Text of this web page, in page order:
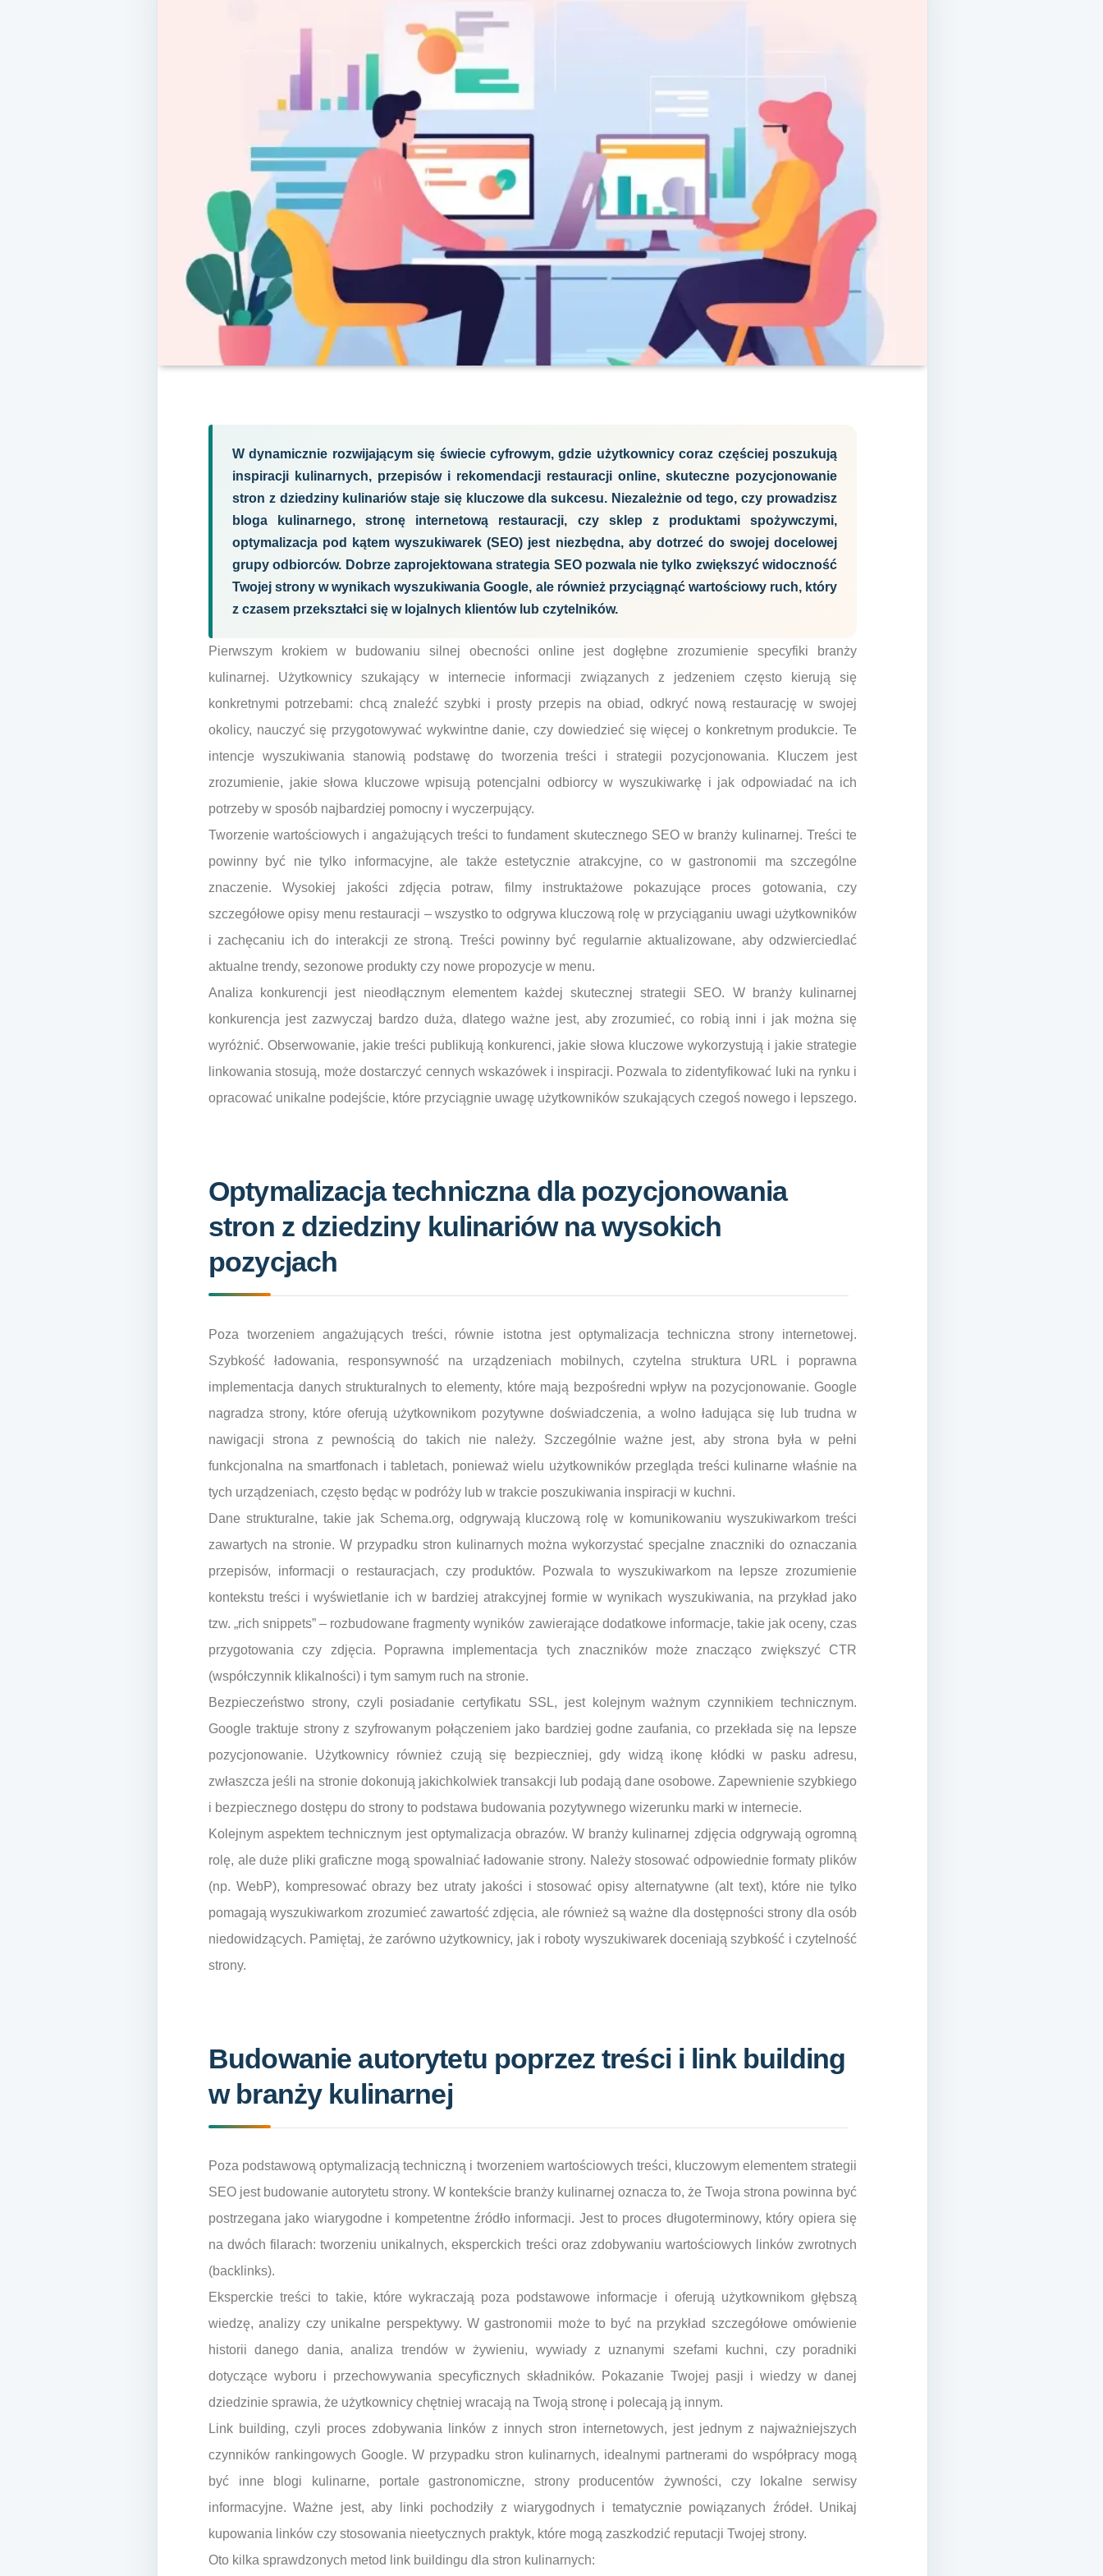
W dynamicznie rozwijającym się świecie cyfrowym, gdzie użytkownicy coraz częściej poszukują
inspiracji kulinarnych, przepisów i rekomendacji restauracji online, skuteczne pozycjonowanie
stron z dziedziny kulinariów staje się kluczowe dla sukcesu. Niezależnie od tego, czy prowadzisz
bloga kulinarnego, stronę internetową restauracji, czy sklep z produktami spożywczymi,
optymalizacja pod kątem wyszukiwarek (SEO) jest niezbędna, aby dotrzeć do swojej docelowej
grupy odbiorców. Dobrze zaprojektowana strategia SEO pozwala nie tylko zwiększyć widoczność
Twojej strony w wynikach wyszukiwania Google, ale również przyciągnąć wartościowy ruch, który
z czasem przekształci się w lojalnych klientów lub czytelników.
Pierwszym krokiem w budowaniu silnej obecności online jest dogłębne zrozumienie specyfiki branży
kulinarnej. Użytkownicy szukający w internecie informacji związanych z jedzeniem często kierują się
konkretnymi potrzebami: chcą znaleźć szybki i prosty przepis na obiad, odkryć nową restaurację w swojej
okolicy, nauczyć się przygotowywać wykwintne danie, czy dowiedzieć się więcej o konkretnym produkcie. Te
intencje wyszukiwania stanowią podstawę do tworzenia treści i strategii pozycjonowania. Kluczem jest
zrozumienie, jakie słowa kluczowe wpisują potencjalni odbiorcy w wyszukiwarkę i jak odpowiadać na ich
potrzeby w sposób najbardziej pomocny i wyczerpujący.
Tworzenie wartościowych i angażujących treści to fundament skutecznego SEO w branży kulinarnej. Treści te
powinny być nie tylko informacyjne, ale także estetycznie atrakcyjne, co w gastronomii ma szczególne
znaczenie. Wysokiej jakości zdjęcia potraw, filmy instruktażowe pokazujące proces gotowania, czy
szczegółowe opisy menu restauracji – wszystko to odgrywa kluczową rolę w przyciąganiu uwagi użytkowników
i zachęcaniu ich do interakcji ze stroną. Treści powinny być regularnie aktualizowane, aby odzwierciedlać
aktualne trendy, sezonowe produkty czy nowe propozycje w menu.
Analiza konkurencji jest nieodłącznym elementem każdej skutecznej strategii SEO. W branży kulinarnej
konkurencja jest zazwyczaj bardzo duża, dlatego ważne jest, aby zrozumieć, co robią inni i jak można się
wyróżnić. Obserwowanie, jakie treści publikują konkurenci, jakie słowa kluczowe wykorzystują i jakie strategie
linkowania stosują, może dostarczyć cennych wskazówek i inspiracji. Pozwala to zidentyfikować luki na rynku i
opracować unikalne podejście, które przyciągnie uwagę użytkowników szukających czegoś nowego i lepszego.
Optymalizacja techniczna dla pozycjonowania
stron z dziedziny kulinariów na wysokich
pozycjach
Poza tworzeniem angażujących treści, równie istotna jest optymalizacja techniczna strony internetowej.
Szybkość ładowania, responsywność na urządzeniach mobilnych, czytelna struktura URL i poprawna
implementacja danych strukturalnych to elementy, które mają bezpośredni wpływ na pozycjonowanie. Google
nagradza strony, które oferują użytkownikom pozytywne doświadczenia, a wolno ładująca się lub trudna w
nawigacji strona z pewnością do takich nie należy. Szczególnie ważne jest, aby strona była w pełni
funkcjonalna na smartfonach i tabletach, ponieważ wielu użytkowników przegląda treści kulinarne właśnie na
tych urządzeniach, często będąc w podróży lub w trakcie poszukiwania inspiracji w kuchni.
Dane strukturalne, takie jak Schema.org, odgrywają kluczową rolę w komunikowaniu wyszukiwarkom treści
zawartych na stronie. W przypadku stron kulinarnych można wykorzystać specjalne znaczniki do oznaczania
przepisów, informacji o restauracjach, czy produktów. Pozwala to wyszukiwarkom na lepsze zrozumienie
kontekstu treści i wyświetlanie ich w bardziej atrakcyjnej formie w wynikach wyszukiwania, na przykład jako
tzw. „rich snippets” – rozbudowane fragmenty wyników zawierające dodatkowe informacje, takie jak oceny, czas
przygotowania czy zdjęcia. Poprawna implementacja tych znaczników może znacząco zwiększyć CTR
(współczynnik klikalności) i tym samym ruch na stronie.
Bezpieczeństwo strony, czyli posiadanie certyfikatu SSL, jest kolejnym ważnym czynnikiem technicznym.
Google traktuje strony z szyfrowanym połączeniem jako bardziej godne zaufania, co przekłada się na lepsze
pozycjonowanie. Użytkownicy również czują się bezpieczniej, gdy widzą ikonę kłódki w pasku adresu,
zwłaszcza jeśli na stronie dokonują jakichkolwiek transakcji lub podają dane osobowe. Zapewnienie szybkiego
i bezpiecznego dostępu do strony to podstawa budowania pozytywnego wizerunku marki w internecie.
Kolejnym aspektem technicznym jest optymalizacja obrazów. W branży kulinarnej zdjęcia odgrywają ogromną
rolę, ale duże pliki graficzne mogą spowalniać ładowanie strony. Należy stosować odpowiednie formaty plików
(np. WebP), kompresować obrazy bez utraty jakości i stosować opisy alternatywne (alt text), które nie tylko
pomagają wyszukiwarkom zrozumieć zawartość zdjęcia, ale również są ważne dla dostępności strony dla osób
niedowidzących. Pamiętaj, że zarówno użytkownicy, jak i roboty wyszukiwarek doceniają szybkość i czytelność
strony.
Budowanie autorytetu poprzez treści i link building
w branży kulinarnej
Poza podstawową optymalizacją techniczną i tworzeniem wartościowych treści, kluczowym elementem strategii
SEO jest budowanie autorytetu strony. W kontekście branży kulinarnej oznacza to, że Twoja strona powinna być
postrzegana jako wiarygodne i kompetentne źródło informacji. Jest to proces długoterminowy, który opiera się
na dwóch filarach: tworzeniu unikalnych, eksperckich treści oraz zdobywaniu wartościowych linków zwrotnych
(backlinks).
Eksperckie treści to takie, które wykraczają poza podstawowe informacje i oferują użytkownikom głębszą
wiedzę, analizy czy unikalne perspektywy. W gastronomii może to być na przykład szczegółowe omówienie
historii danego dania, analiza trendów w żywieniu, wywiady z uznanymi szefami kuchni, czy poradniki
dotyczące wyboru i przechowywania specyficznych składników. Pokazanie Twojej pasji i wiedzy w danej
dziedzinie sprawia, że użytkownicy chętniej wracają na Twoją stronę i polecają ją innym.
Link building, czyli proces zdobywania linków z innych stron internetowych, jest jednym z najważniejszych
czynników rankingowych Google. W przypadku stron kulinarnych, idealnymi partnerami do współpracy mogą
być inne blogi kulinarne, portale gastronomiczne, strony producentów żywności, czy lokalne serwisy
informacyjne. Ważne jest, aby linki pochodziły z wiarygodnych i tematycznie powiązanych źródeł. Unikaj
kupowania linków czy stosowania nieetycznych praktyk, które mogą zaszkodzić reputacji Twojej strony.
Oto kilka sprawdzonych metod link buildingu dla stron kulinarnych: